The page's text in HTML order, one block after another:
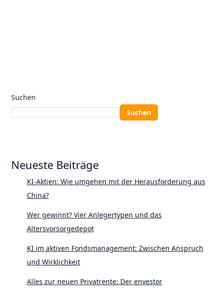
Suchen
Suchen
Neueste Beiträge
KI-Aktien: Wie umgehen mit der Herausforderung aus
China?
Wer gewinnt? Vier Anlegertypen und das
Altersvorsorgedepot
KI im aktiven Fondsmanagement: Zwischen Anspruch
und Wirklichkeit
Alles zur neuen Privatrente: Der envestor